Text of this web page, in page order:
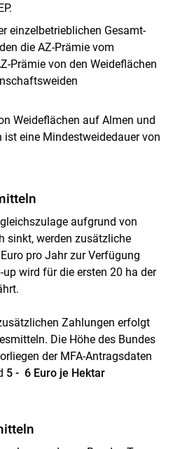
einzelbetrieblichen Gesamt-
die AZ-Prämie vom
Prämie von den Weideflächen
Weideflächen auf Almen und
eine Mindestweidedauer von
aufgrund von
sinkt, werden zusätzliche
pro Jahr zur Verfügung
wird für die ersten 20 ha der
Zahlungen erfolgt
Die Höhe des Bundes
der MFA-Antragsdaten
5 - 6 Euro je Hektar